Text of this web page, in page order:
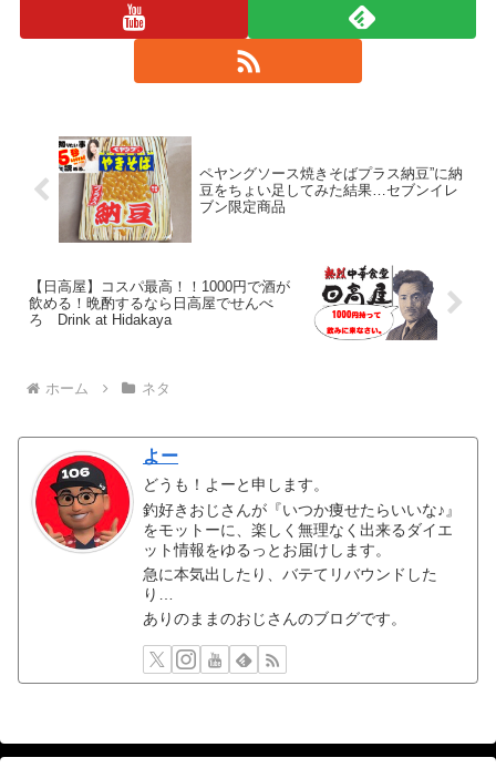
ペヤングソース焼きそばプラス納豆”に納
豆をちょい足してみた結果…セブンイレ
ブン限定商品
【日高屋】コスパ最高！！1000円で酒が
飲める！晩酌するなら日高屋でせんべ
ろ Drink at Hidakaya
ホーム ネタ
よー
どうも！よーと申します。
釣好きおじさんが『いつか痩せたらいいな♪』
をモットーに、楽しく無理なく出来るダイエ
ット情報をゆるっとお届けします。
急に本気出したり、バテてリバウンドした
り…
ありのままのおじさんのブログです。